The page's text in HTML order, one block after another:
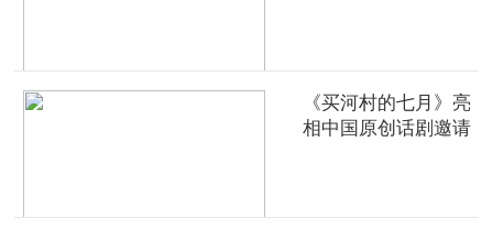
《买河村的七月》亮
相中国原创话剧邀请